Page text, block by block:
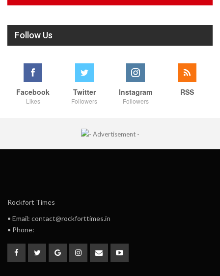
Follow Us
Facebook
Likes
Twitter
Followers
Instagram
Followers
RSS
Rockfort Times
• Email: contact@rockforttimes.in
• Phone: